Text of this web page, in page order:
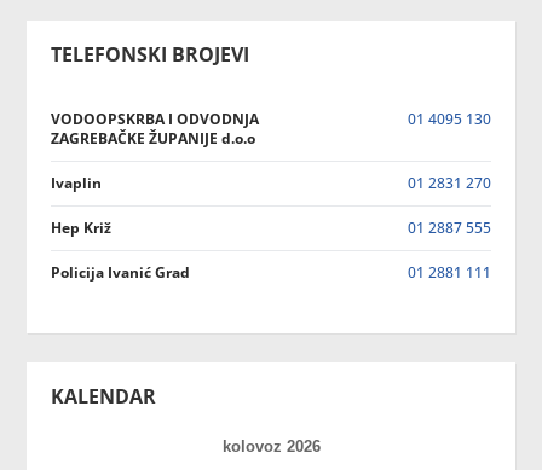
TELEFONSKI BROJEVI
VODOOPSKRBA I ODVODNJA
ZAGREBAČKE ŽUPANIJE d.o.o
01 4095 130
Ivaplin 01 2831 270
Hep Križ 01 2887 555
Policija Ivanić Grad 01 2881 111
KALENDAR
kolovoz 2026